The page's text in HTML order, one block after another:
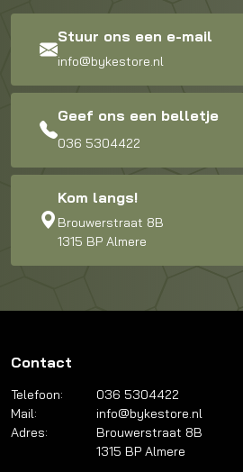
Stuur ons een e-mail
info@bykestore.nl
Geef ons een belletje
036 5304422
Kom langs!
Brouwerstraat 8B
1315 BP Almere
Contact
Telefoon:
036 5304422
Mail:
info@bykestore.nl
Adres:
Brouwerstraat 8B
1315 BP Almere